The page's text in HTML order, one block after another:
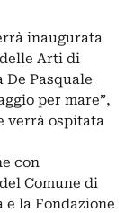
inaugurata
Arti di
Pasquale
per mare”,
verrà ospitata
con
Comune di
e la Fondazione